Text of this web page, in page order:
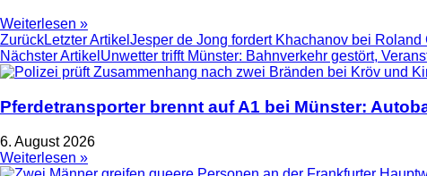
Weiterlesen »
ZurückLetzter Artikel Jesper de Jong fordert Khachanov bei Roland
Nächster Artikel Unwetter trifft Münster: Bahnverkehr gestört,
Pferdetransporter brennt auf A1 bei Münster:
6. August 2026
Weiterlesen »